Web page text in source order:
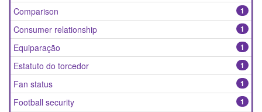
1
Comparison
1
Consumer relationship
1
Equiparação
1
Estatuto do torcedor
1
Fan status
1
Football security